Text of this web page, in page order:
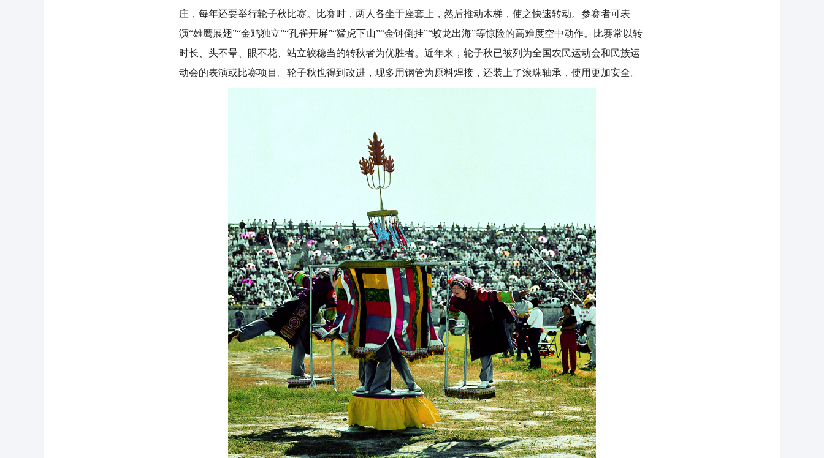
庄，每年还要举行轮子秋比赛。比赛时，两人各坐于座套上，然后推动木梯，使之快速转动。参赛者可表
演“雄鹰展翅”“金鸡独立”“孔雀开屏”“猛虎下山”“金钟倒挂”“蛟龙出海”等惊险的高难度空中动作。比赛常以转
时长、头不晕、眼不花、站立较稳当的转秋者为优胜者。近年来，轮子秋已被列为全国农民运动会和民族运
动会的表演或比赛项目。轮子秋也得到改进，现多用钢管为原料焊接，还装上了滚珠轴承，使用更加安全。